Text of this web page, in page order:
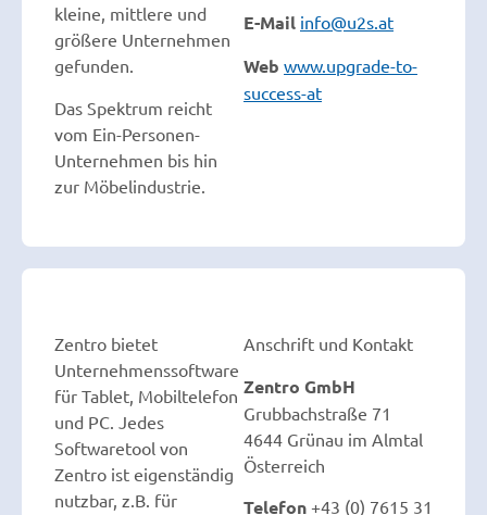
kleine, mittlere und
größere Unternehmen
gefunden.
Das Spektrum reicht
vom Ein-Personen-
Unternehmen bis hin
zur Möbelindustrie.
E-Mail info@u2s.at
Web www.upgrade-to-
success-at
Zentro bietet
Unternehmenssoftware
für Tablet, Mobiltelefon
und PC. Jedes
Softwaretool von
Zentro ist eigenständig
nutzbar, z.B. für
Anschrift und Kontakt
Zentro GmbH
Grubbachstraße 71
4644 Grünau im Almtal
Österreich
Telefon +43 (0) 7615 31